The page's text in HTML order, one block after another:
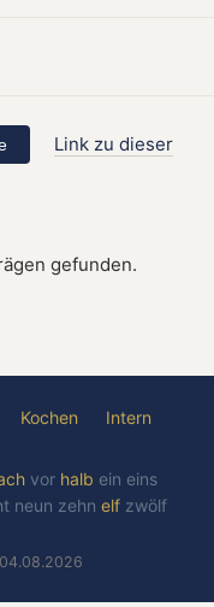
Link zu dieser
gefunden.
Kochen Intern
vor halb ein eins
neun zehn elf zwölf